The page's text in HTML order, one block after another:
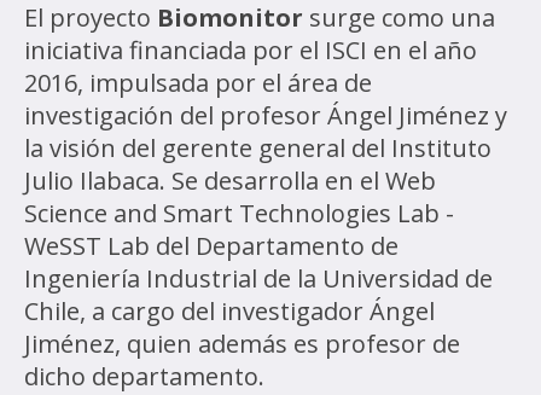
El proyecto Biomonitor surge como una
iniciativa financiada por el ISCI en el año
2016, impulsada por el área de
investigación del profesor Ángel Jiménez y
la visión del gerente general del Instituto
Julio Ilabaca. Se desarrolla en el Web
Science and Smart Technologies Lab -
WeSST Lab del Departamento de
Ingeniería Industrial de la Universidad de
Chile, a cargo del investigador Ángel
Jiménez, quien además es profesor de
dicho departamento.